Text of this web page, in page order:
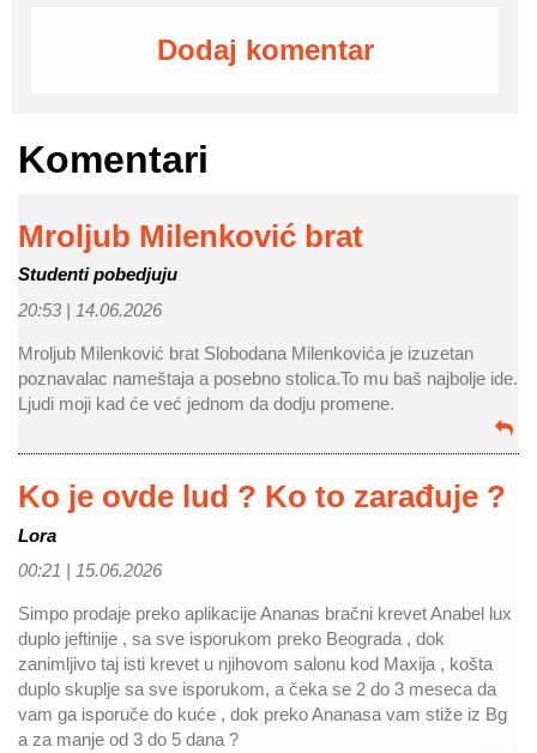
Dodaj komentar
Komentari
Mroljub Milenković brat
Studenti pobedjuju
20:53 | 14.06.2026
Mroljub Milenković brat Slobodana Milenkovića je izuzetan
poznavalac nameštaja a posebno stolica.To mu baš najbolje ide.
Ljudi moji kad će već jednom da dodju promene.
Ko je ovde lud ? Ko to zarađuje ?
Lora
00:21 | 15.06.2026
Simpo prodaje preko aplikacije Ananas bračni krevet Anabel lux
duplo jeftinije , sa sve isporukom preko Beograda , dok
zanimljivo taj isti krevet u njihovom salonu kod Maxija , košta
duplo skuplje sa sve isporukom, a čeka se 2 do 3 meseca da
vam ga isporuče do kuće , dok preko Ananasa vam stiže iz Bg
a za manje od 3 do 5 dana ?